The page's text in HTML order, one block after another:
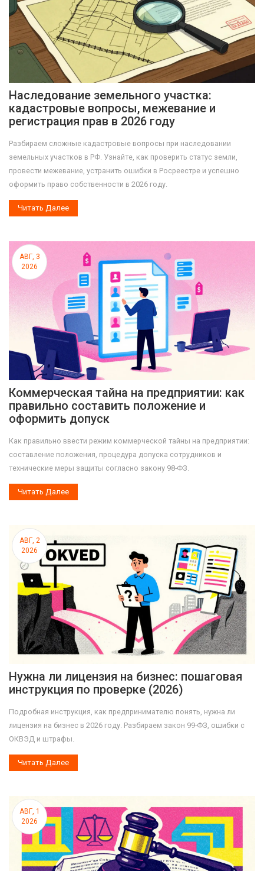
Наследование земельного участка:
кадастровые вопросы, межевание и
регистрация прав в 2026 году
Разбираем сложные кадастровые вопросы при наследовании
земельных участков в РФ. Узнайте, как проверить статус земли,
провести межевание, устранить ошибки в Росреестре и успешно
оформить право собственности в 2026 году.
Читать Далее
АВГ, 3
2026
Коммерческая тайна на предприятии: как
правильно составить положение и
оформить допуск
Как правильно ввести режим коммерческой тайны на предприятии:
составление положения, процедура допуска сотрудников и
технические меры защиты согласно закону 98-ФЗ.
Читать Далее
АВГ, 2
2026
Нужна ли лицензия на бизнес: пошаговая
инструкция по проверке (2026)
Подробная инструкция, как предпринимателю понять, нужна ли
лицензия на бизнес в 2026 году. Разбираем закон 99-ФЗ, ошибки с
ОКВЭД и штрафы.
Читать Далее
АВГ, 1
2026